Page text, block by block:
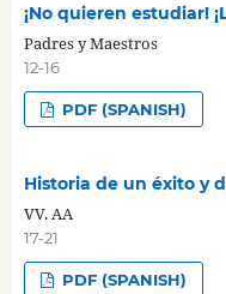
¡No quieren estudiar!
Padres y Maestros
12-16
PDF (SPANISH)
Historia de un éxito y
VV. AA
17-21
PDF (SPANISH)